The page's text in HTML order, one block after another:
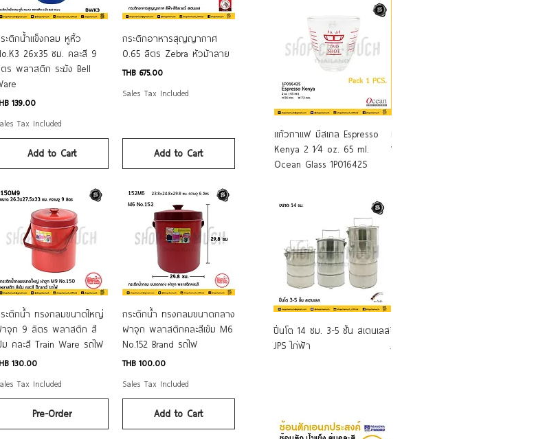
Quick View
ะติกน้ำแข็งกลม หูหิ้ว
26x35 ซม. คละสี 9
ร พลาสติก ระฆัง Bell
139.00
Tax Included
Add to Cart
Quick View
กระติกอาหารสุญญากาศ
0.65 ลิตร Zebra หัวม้าลาย
Price
THB 675.00
Sales Tax Included
Add to Cart
Quick View
ะติกน้ำ ทรงกลมขนาดใหญ่
จุก 9 ลิตร พลาสติก สี
ม คละสี Train Ware รถไฟ
130.00
Tax Included
Pre-Order
Quick View
กระติกน้ำ ทรงกลมขนาดกลาง
ฝาจุก พลาสติกคละสีเข้ม M6
No.152 Brand รถไฟ
Price
THB 100.00
Sales Tax Included
Add to Cart
แก้วกาแฟ มีสเกล Espresso
Kenya 2 1⁄4 oz. 65 ml.
Ocean Glass 1P01642S
16 ซม. อลูมิเนียม ตราผึ้ง
ปิ่นโต 14 ซม. 3-5 ชั้น สเตนเลส
JPS ไก่ฟ้า
ปิ่นโต 12 ซม. 2-3 ชั้น สเตนเลส
JPS ไก่ฟ้า